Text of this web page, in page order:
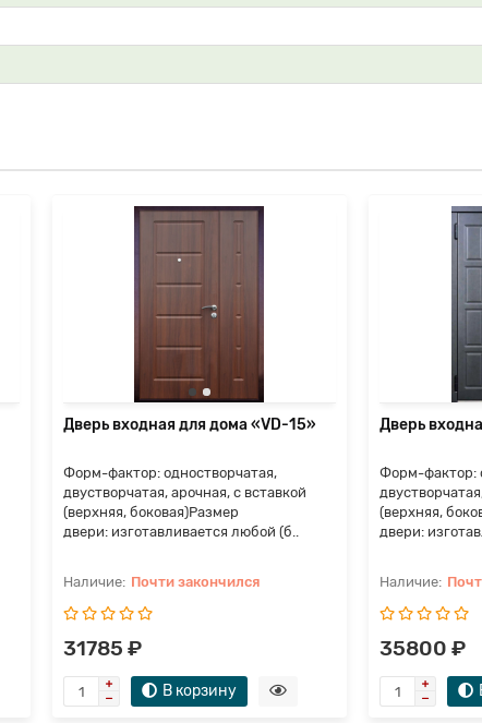
Дверь входная для дома «VD-15»
Форм-фактор: одностворчатая,
двустворчатая, арочная, с вставкой
(верхняя, боковая)Размер
двери: изготавливается любой (б..
Почти закончился
31785 ₽
В корзину
Дверь
Форм-фактор:
(верхняя,
двери:
35800 ₽